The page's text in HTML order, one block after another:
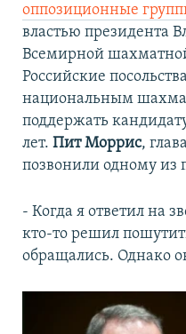
оппозиционные
властью президента
Всемирной
Российские
национальным
поддержать
лет.Пит Моррис,
позвонили одному из
- Когда я ответил на
кто-то решил
обращались. Однако